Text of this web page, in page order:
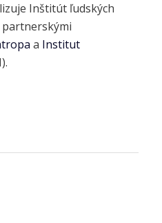
Inštitút ľudských
partnerskými
a Institut